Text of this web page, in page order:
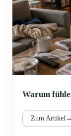
Warum
Zum Artikel→